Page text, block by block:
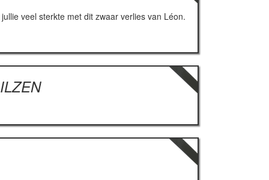
veel sterkte met dit zwaar verlies van Léon.